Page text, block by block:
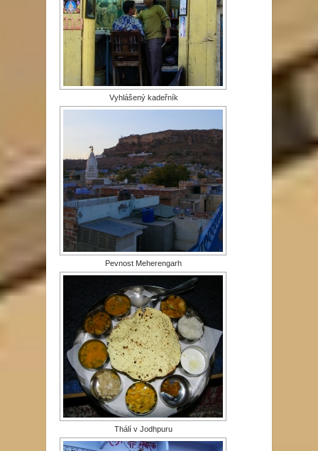
Vyhlášený kadeřník
Pevnost Meherengarh
Thálí v Jodhpuru